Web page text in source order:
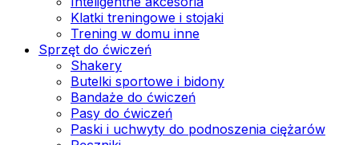
Klatki treningowe i stojaki
Trening w domu inne
Sprzęt do ćwiczeń
Shakery
Butelki sportowe i bidony
Bandaże do ćwiczeń
Pasy do ćwiczeń
Paski i uchwyty do podnoszenia ciężarów